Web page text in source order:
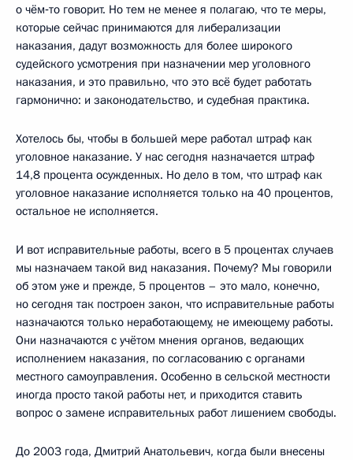
о чём‑то говорит. Но тем не менее я полагаю, что те меры,
которые сейчас принимаются для либерализации
наказания, дадут возможность для более широкого
судейского усмотрения при назначении мер уголовного
наказания, и это правильно, что это всё будет работать
гармонично: и законодательство, и судебная практика.
Хотелось бы, чтобы в большей мере работал штраф как
уголовное наказание. У нас сегодня назначается штраф
14,8 процента осужденных. Но дело в том, что штраф как
уголовное наказание исполняется только на 40 процентов,
остальное не исполняется.
И вот исправительные работы, всего в 5 процентах случаев
мы назначаем такой вид наказания. Почему? Мы говорили
об этом уже и прежде, 5 процентов – это мало, конечно,
но сегодня так построен закон, что исправительные работы
назначаются только неработающему, не имеющему работы.
Они назначаются с учётом мнения органов, ведающих
исполнением наказания, по согласованию с органами
местного самоуправления. Особенно в сельской местности
иногда просто такой работы нет, и приходится ставить
вопрос о замене исправительных работ лишением свободы.
До 2003 года, Дмитрий Анатольевич, когда были внесены